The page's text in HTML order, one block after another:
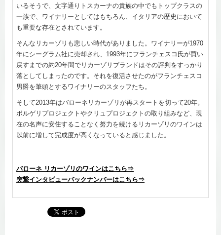
いるそうで、文字通りトスカーナの貴族の中でもトップクラスの
一族で、ワイナリーとしてはもちろん、イタリアの歴史において
も重要な存在とされています。
そんなリカーゾリも悲しい時代がありました。ワイナリーが1970
年にシーグラム社に売却され、1993年にフランチェスコ氏が買い
戻すまでの約20年間でリカーゾリブランドはその評判をすっかり
落としてしまったのです。それを復活させたのがフランチェスコ
男爵を筆頭とするワイナリーのスタッフたち。
そして2013年はバローネリカーゾリが再スタートを切って20年。
ボルゲリプロジェクトやクリュプロジェクトの取り組みなど、現
在の名声に安住することなく努力を続けるリカーゾリのワインは
以前に増して完成度が高くなっていると感じました。
バローネ リカーゾリのワインはこちら⇒
突撃インタビューバックナンバーはこちら⇒